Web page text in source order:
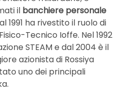
il banchiere personale
1991 ha rivestito il ruolo di
Tecnico Ioffe. Nel 1992
STEAM e dal 2004 è il
azionista di Rossiya
uno dei principali